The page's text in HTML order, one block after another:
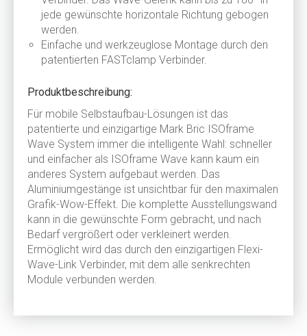
jede gewünschte horizontale Richtung gebogen
werden.
Einfache und werkzeuglose Montage durch den
patentierten FASTclamp Verbinder.
Produktbeschreibung:
Für mobile Selbstaufbau-Lösungen ist das
patentierte und einzigartige Mark Bric ISOframe
Wave System immer die intelligente Wahl: schneller
und einfacher als ISOframe Wave kann kaum ein
anderes System aufgebaut werden. Das
Aluminiumgestänge ist unsichtbar für den maximalen
Grafik-Wow-Effekt. Die komplette Ausstellungswand
kann in die gewünschte Form gebracht, und nach
Bedarf vergrößert oder verkleinert werden.
Ermöglicht wird das durch den einzigartigen Flexi-
Wave-Link Verbinder, mit dem alle senkrechten
Module verbunden werden.